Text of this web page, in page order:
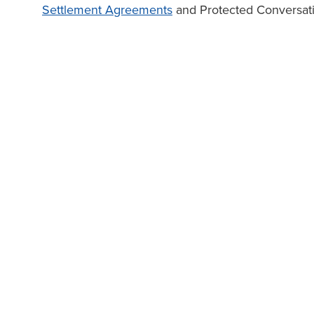
Settlement Agreements and Protected